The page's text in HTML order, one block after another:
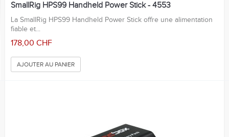
SmallRig HPS99 Handheld Power Stick - 4553
La SmallRig HPS99 Handheld Power Stick offre une alimentation
fiable et...
178,00 CHF
AJOUTER AU PANIER